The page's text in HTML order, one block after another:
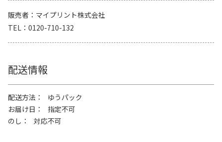
販売者
マイプリント株式会社
TEL
0120-710-132
配送情報
配送方法
ゆうパック
お届け日
指定不可
のし
対応不可